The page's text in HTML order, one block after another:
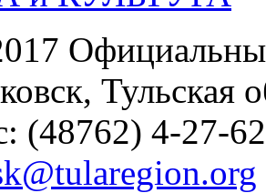
Тульская
(48762) 4-27-